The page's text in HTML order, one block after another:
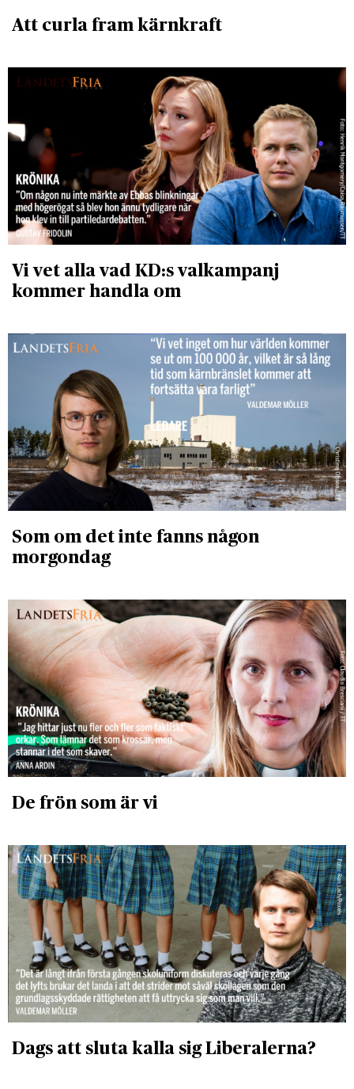
Att curla fram kärnkraft
Vi vet alla vad KD:s valkampanj
kommer handla om
Som om det inte fanns någon
morgondag
De frön som är vi
Dags att sluta kalla sig Liberalerna?